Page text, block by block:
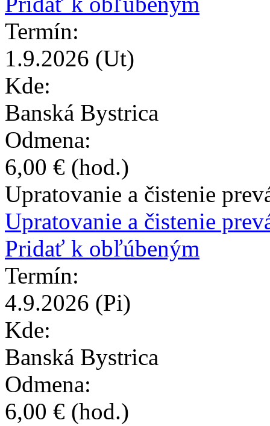
Termín:
1.9.2026 (Ut)
Kde:
Banská Bystrica
Odmena:
6,00 € (hod.)
Upratovanie a čistenie
Upratovanie a čistenie
Pridať k obľúbeným
Termín:
4.9.2026 (Pi)
Kde:
Banská Bystrica
Odmena:
6,00 € (hod.)